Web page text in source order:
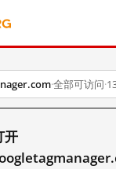
·全部可访问·
开